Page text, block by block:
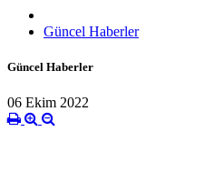
Güncel Haberler
Güncel Haberler
06 Ekim 2022